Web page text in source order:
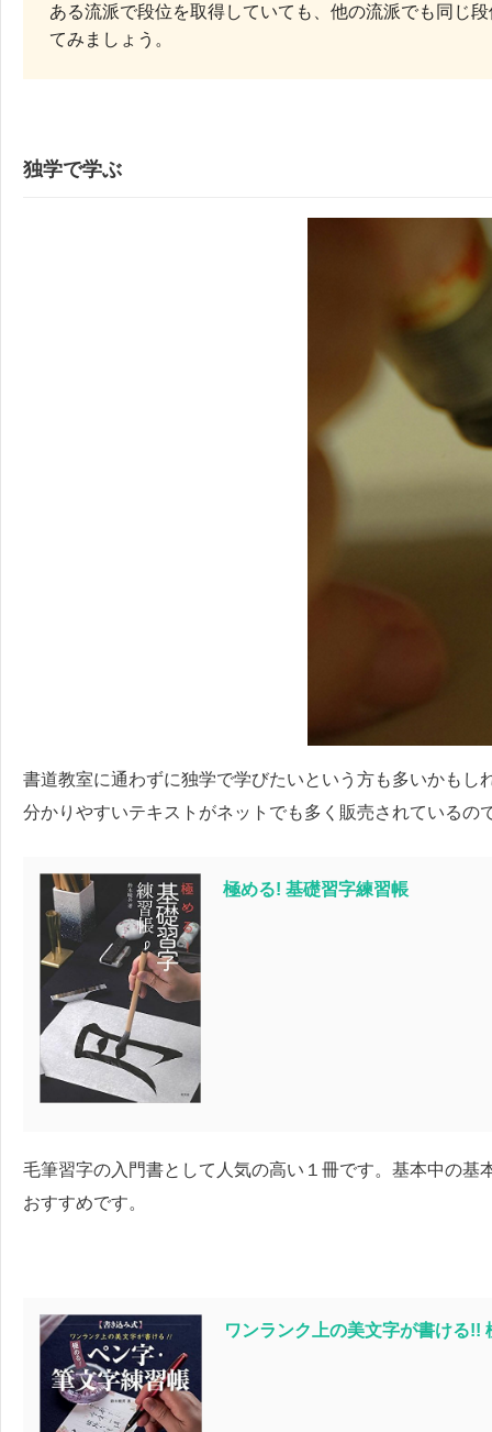
ある流派で段位を取得していても、他の流派でも同じ
てみましょう。
独学で学ぶ
書道教室に通わずに独学で学びたいという方も多いかも
分かりやすいテキストがネットでも多く販売されているの
極める! 基礎習字練習帳
毛筆習字の入門書として人気の高い１冊です。基本中の
おすすめです。
ワンランク上の美文字が書ける!!